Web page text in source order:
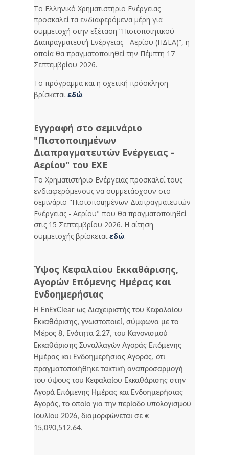
Το Ελληνικό Χρηματιστήριο Ενέργειας
προσκαλεί τα ενδιαφερόμενα μέρη για
συμμετοχή στην εξέταση “Πιστοποιητικού
Διαπραγματευτή Ενέργειας - Αερίου (ΠΔΕΑ)”, η
οποία θα πραγματοποιηθεί την Πέμπτη 17
Σεπτεμβρίου 2026.
Το πρόγραμμα και η σχετική πρόσκληση
βρίσκεταιεδώ.
Εγγραφή στο σεμινάριο
"Πιστοποιημένων
Διαπραγματευτών Ενέργειας -
Αερίου" του ΕΧΕ
Το Χρηματιστήριο Ενέργειας προσκαλεί τους
ενδιαφερόμενους να συμμετάσχουν στο
σεμινάριο "Πιστοποιημένων Διαπραγματευτών
Ενέργειας - Αερίου" που θα πραγματοποιηθεί
στις 15 Σεπτεμβρίου 2026. Η αίτηση
συμμετοχής βρίσκεταιεδώ.
Ύψος Κεφαλαίου Εκκαθάρισης,
Αγορών Επόμενης Ημέρας και
Ενδοημερήσιας
Η EnExClear ως Διαχειριστής του Κεφαλαίου
Εκκαθάρισης, γνωστοποιεί, σύμφωνα με το
Μέρος 8, Ενότητα 2.27, του Κανονισμού
Εκκαθάρισης Συναλλαγών Αγοράς Επόμενης
Ημέρας και Ενδοημερήσιας Αγοράς, ότι
πραγματοποιήθηκε τακτική αναπροσαρμογή
του ύψους του Κεφαλαίου Εκκαθάρισης στην
Αγορά Επόμενης Ημέρας και Ενδοημερήσιας
Αγοράς, το οποίο για την περίοδο υπολογισμού
Ιουλίου 2026, διαμορφώνεται σε €
15,090,512.64.